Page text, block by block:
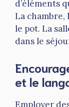
d’éléments
La chambre,
le pot. La
dans le
et le
Employer